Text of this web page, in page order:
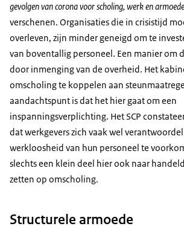
gevolgen van corona voor scholing, werk en armoede
verschenen. Organisaties die in crisistijd
overleven, zijn minder geneigd om te
van boventallig personeel. Een manier om
door inmenging van de overheid. Het
omscholing te koppelen aan
aandachtspunt is dat het hier gaat om een
inspanningsverplichting. Het SCP
dat werkgevers zich vaak wel
werkloosheid van hun personeel te
slechts een klein deel hier ook naar
zetten op omscholing.
Structurele armoede